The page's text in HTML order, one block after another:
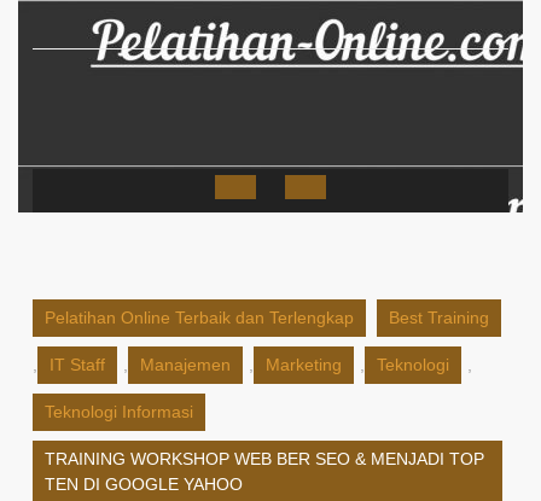
Open
Pelatihan Online Terbaik dan Terlengkap Best Training
IT Staff Manajemen Marketing Teknologi
Teknologi Informasi
TRAINING WORKSHOP WEB BER SEO & MENJADI TOP
TEN DI GOOGLE YAHOO